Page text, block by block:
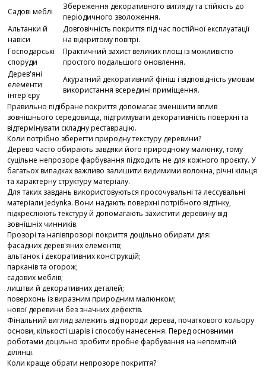
Садові меблі
Збереження декоративного вигляду та стійкість до
періодичного зволоження.
Альтанки й
навіси
Довговічність покриття під час постійної експлуатації
на відкритому повітрі.
Господарські
споруди
Практичний захист великих площ із можливістю
простого подальшого оновлення.
Дерев'яні
елементи
інтер'єру
Акуратний декоративний фініш і відповідність умовам
використання всередині приміщення.
Правильно підібране покриття допомагає зменшити вплив
зовнішнього середовища, підтримувати декоративність поверхні та
відтермінувати складну реставрацію.
Коли потрібно зберегти природну текстуру деревини?
Дерево часто обирають завдяки його природному малюнку, тому
суцільне непрозоре фарбування підходить не для кожного проєкту. У
багатьох випадках важливо залишити видимими волокна, річні кільця
та характерну структуру матеріалу.
Для таких завдань використовуються просочувальні та лессувальні
матеріали Jedynka. Вони надають поверхні потрібного відтінку,
підкреслюють текстуру й допомагають захистити деревину від
зовнішніх чинників.
Прозорі та напівпрозорі покриття доцільно обирати для:
фасадних дерев'яних елементів;
альтанок і декоративних конструкцій;
парканів та огорож;
садових меблів;
лиштви й декоративних деталей;
поверхонь із виразним природним малюнком;
нової деревини без значних дефектів.
Фінальний вигляд залежить від породи дерева, початкового кольору
основи, кількості шарів і способу нанесення. Перед основними
роботами доцільно зробити пробне фарбування на непомітній
ділянці.
Коли краще обрати непрозоре покриття?